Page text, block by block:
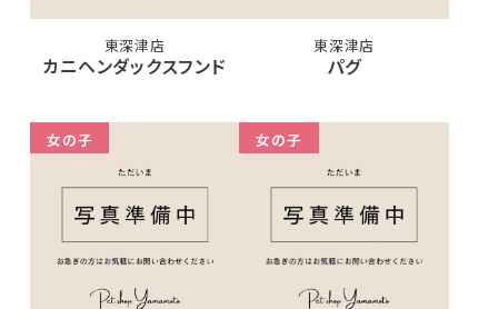
東深津店
カニヘンダックスフンド
東深津店
パグ
女の子 女の子